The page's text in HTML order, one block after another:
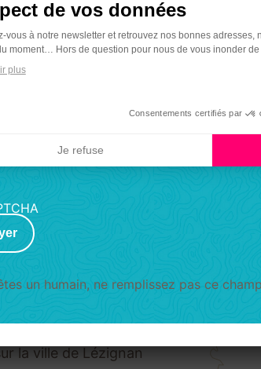
le bois. Traverser le
le bois.
vers le nord sur
environ 30 m plus
. A la piste, tourner
sur un chemin
à gibier. Bientôt,
la ville de Lézignan
de vos données
vous à notre newsletter et retrouvez nos bonnes
moment… Hors de question pour nous de vous inonder
plus
Consentements certifiés par
Je refuse
un humain, ne remplissez pas ce